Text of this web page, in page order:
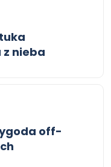
nieba
off-